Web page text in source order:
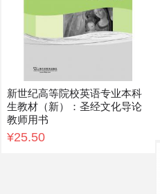
新世纪高等院校英语专业本科
生教材（新）：圣经文化导论
教师用书
¥25.50